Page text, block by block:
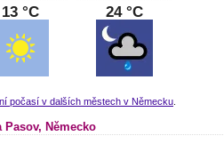
13 °C 24 °C
počasí v dalších městech v Německu
Pasov, Německo